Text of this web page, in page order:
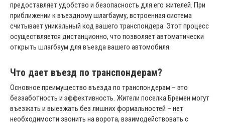
предоставляет удобство и безопасность для его жителей. При
приближении к въездному шлагбауму, встроенная система
считывает уникальный код вашего транспондера. Этот процесс
осуществляется дистанционно, что позволяет автоматически
открыть шлагбаум для въезда вашего автомобиля.
Что дает въезд по транспондерам?
Основное преимущество въезда по транспондерам – это
беззаботность и эффективность. Жители поселка Бремен могут
въезжать и выезжать без лишних формальностей – нет
необходимости звонить на ворота, взаимодействовать с